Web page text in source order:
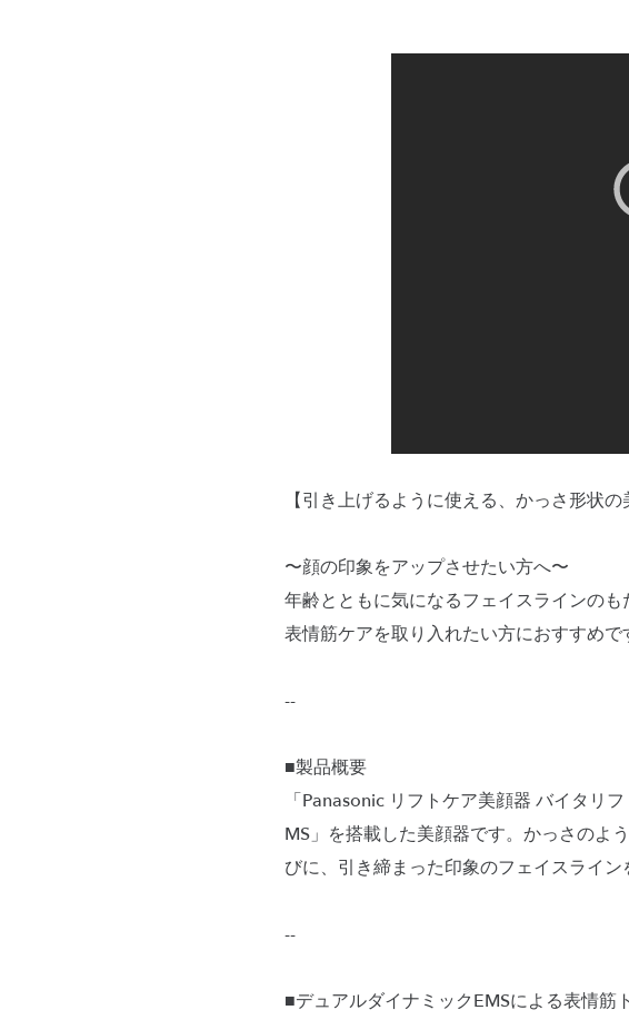
【引き上げるように使える、かっさ形状の
〜顔の印象をアップさせたい方へ〜
年齢とともに気になるフェイスラインの
表情筋ケアを取り入れたい方におすすめで
--
■製品概要
「Panasonic リフトケア美顔器 バイタリ
MS」を搭載した美顔器です。かっさのよ
びに、引き締まった印象のフェイスライン
--
■デュアルダイナミックEMSによる表情筋